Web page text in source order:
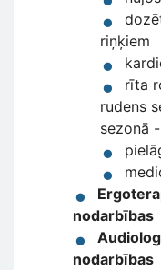
riņķiem
rīta
rudens
sezonā
nodarbības
nodarbības